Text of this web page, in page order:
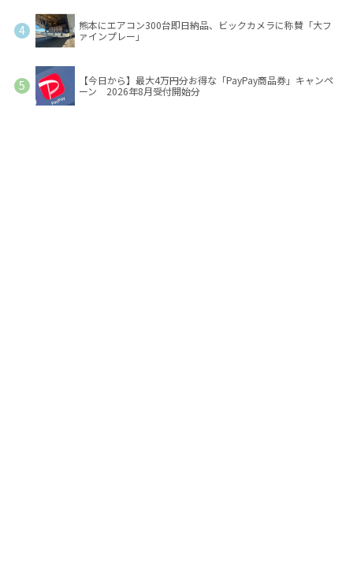
熊本にエアコン300台即日納品、ビックカメラに称賛「大フ
ァインプレー」
【今日から】最大4万円分お得な「PayPay商品券」キャンペ
ーン 2026年8月受付開始分